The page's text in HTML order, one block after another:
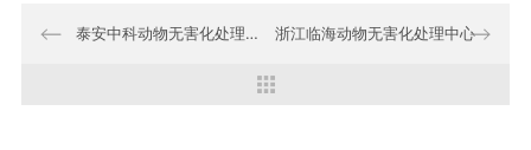
泰安中科动物无害化处理中心 浙江临海动物无害化处理中心